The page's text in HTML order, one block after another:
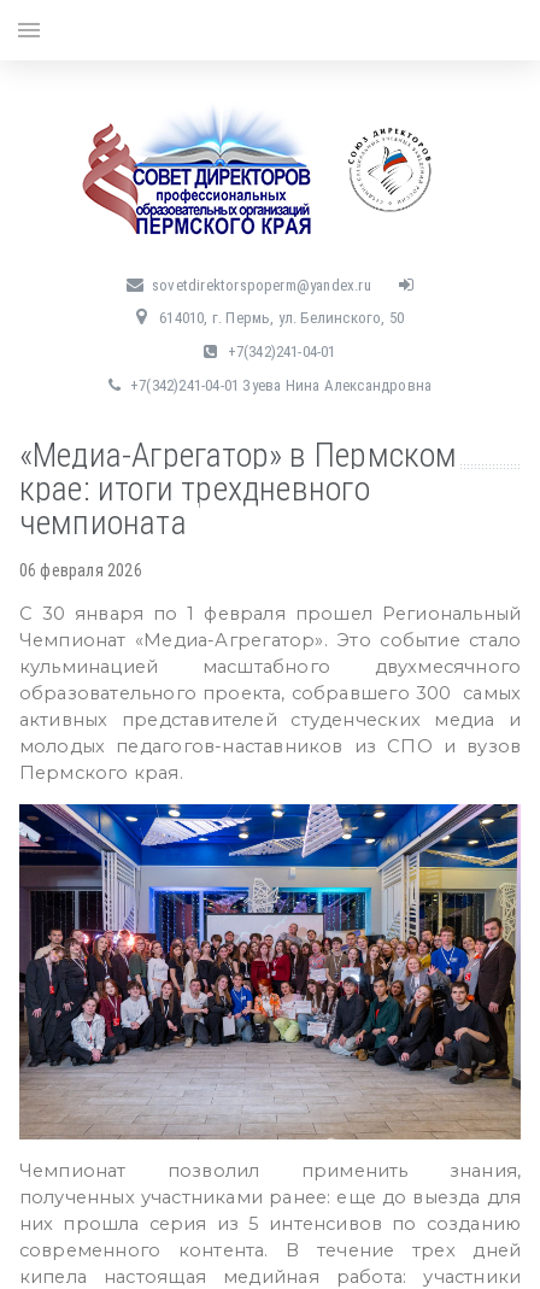
sovetdirektorspoperm@yandex.ru
614010, г. Пермь, ул. Белинского, 50
+7(342)241-04-01
+7(342)241-04-01 Зуева Нина Александровна
«Медиа-Агрегатор» в Пермском
крае: итоги трехдневного
чемпионата
06 февраля 2026
С 30 января по 1 февраля прошел Региональный
Чемпионат «Медиа-Агрегатор». Это событие стало
кульминацией масштабного двухмесячного
образовательного проекта, собравшего 300 самых
активных представителей студенческих медиа и
молодых педагогов-наставников из СПО и вузов
Пермского края.
Чемпионат позволил применить знания,
полученных участниками ранее: еще до выезда для
них прошла серия из 5 интенсивов по созданию
современного контента. В течение трех дней
кипела настоящая медийная работа: участники
menu